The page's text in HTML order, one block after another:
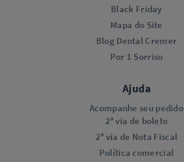
Black Friday
Mapa do Site
Blog Dental Cremer
Por 1 Sorriso
Ajuda
Acompanhe seu pedido
2ª via de boleto
2ª via de Nota Fiscal
Política comercial